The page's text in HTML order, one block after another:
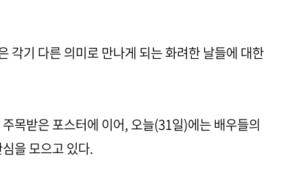
각기 다른 의미로 만나게 되는 화려한 날들에 대한
목받은 포스터에 이어, 오늘(31일)에는 배우들의
을 모으고 있다.